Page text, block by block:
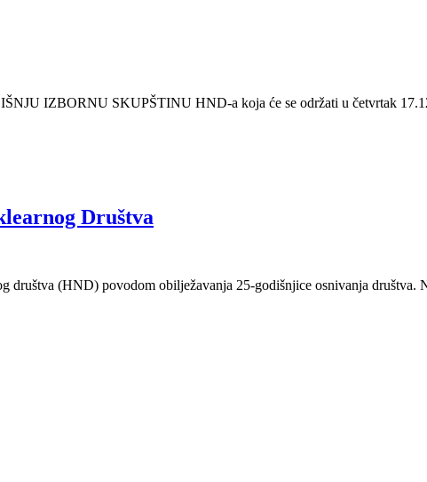
IZBORNU SKUPŠTINU HND-a koja će se održati u četvrtak
Društva
društva (HND) povodom obilježavanja 25-godišnjice osnivanja društva.